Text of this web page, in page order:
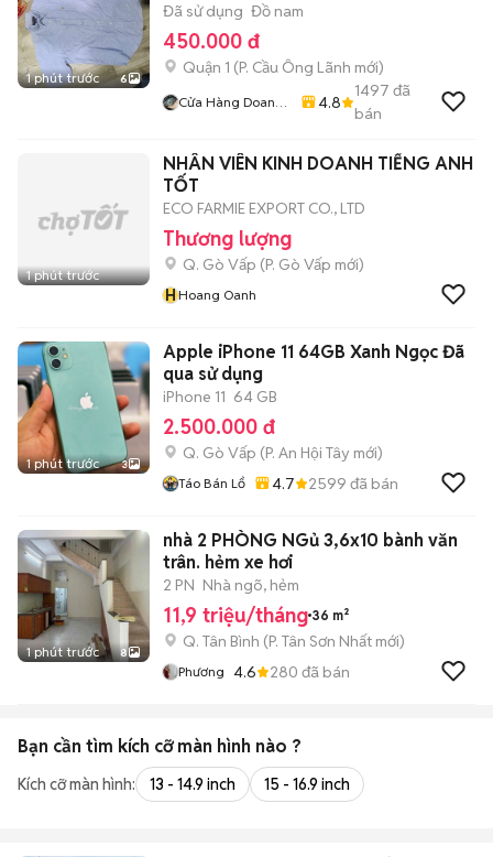
1 phút trước 6
Đã sử dụng Đồ nam
450.000 đ
Quận 1 (P. Cầu Ông Lãnh mới)
Cửa Hàng Doan
4.8
1497 đã
bán
1 phút trước
NHÂN VIÊN KINH DOANH TIẾNG ANH
TỐT
ECO FARMIE EXPORT CO., LTD
Thương lượng
Q. Gò Vấp (P. Gò Vấp mới)
HHoang Oanh
1 phút trước 3
Apple iPhone 11 64GB Xanh Ngọc Đã
qua sử dụng
iPhone 11 64 GB
2.500.000 đ
Q. Gò Vấp (P. An Hội Tây mới)
Táo Bán Lổ 4.7 2599 đã bán
1 phút trước 8
nhà 2 PHÒNG NGủ 3,6x10 bành văn
trân. hẻm xe hơi
2 PN Nhà ngõ, hẻm
11,9 triệu/tháng 36 m²
Q. Tân Bình (P. Tân Sơn Nhất mới)
Phương 4.6 280 đã bán
Bạn cần tìm kích cỡ màn hình nào ?
Kích cỡ màn hình: 13 - 14.9 inch 15 - 16.9 inch